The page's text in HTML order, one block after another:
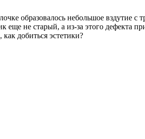
образовалось небольшое вздутие с
не старый, а из-за этого дефекта
добиться эстетики?